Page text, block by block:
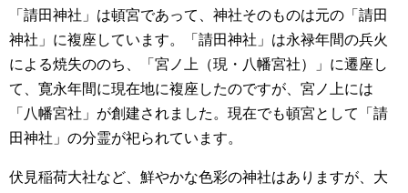
「請田神社」は頓宮であって、神社そのものは元の「請田
神社」に複座しています。「請田神社」は永禄年間の兵火
による焼失ののち、「宮ノ上（現・八幡宮社）」に遷座し
て、寛永年間に現在地に複座したのですが、宮ノ上には
「八幡宮社」が創建されました。現在でも頓宮として「請
田神社」の分霊が祀られています。
伏見稲荷大社など、鮮やかな色彩の神社はありますが、大